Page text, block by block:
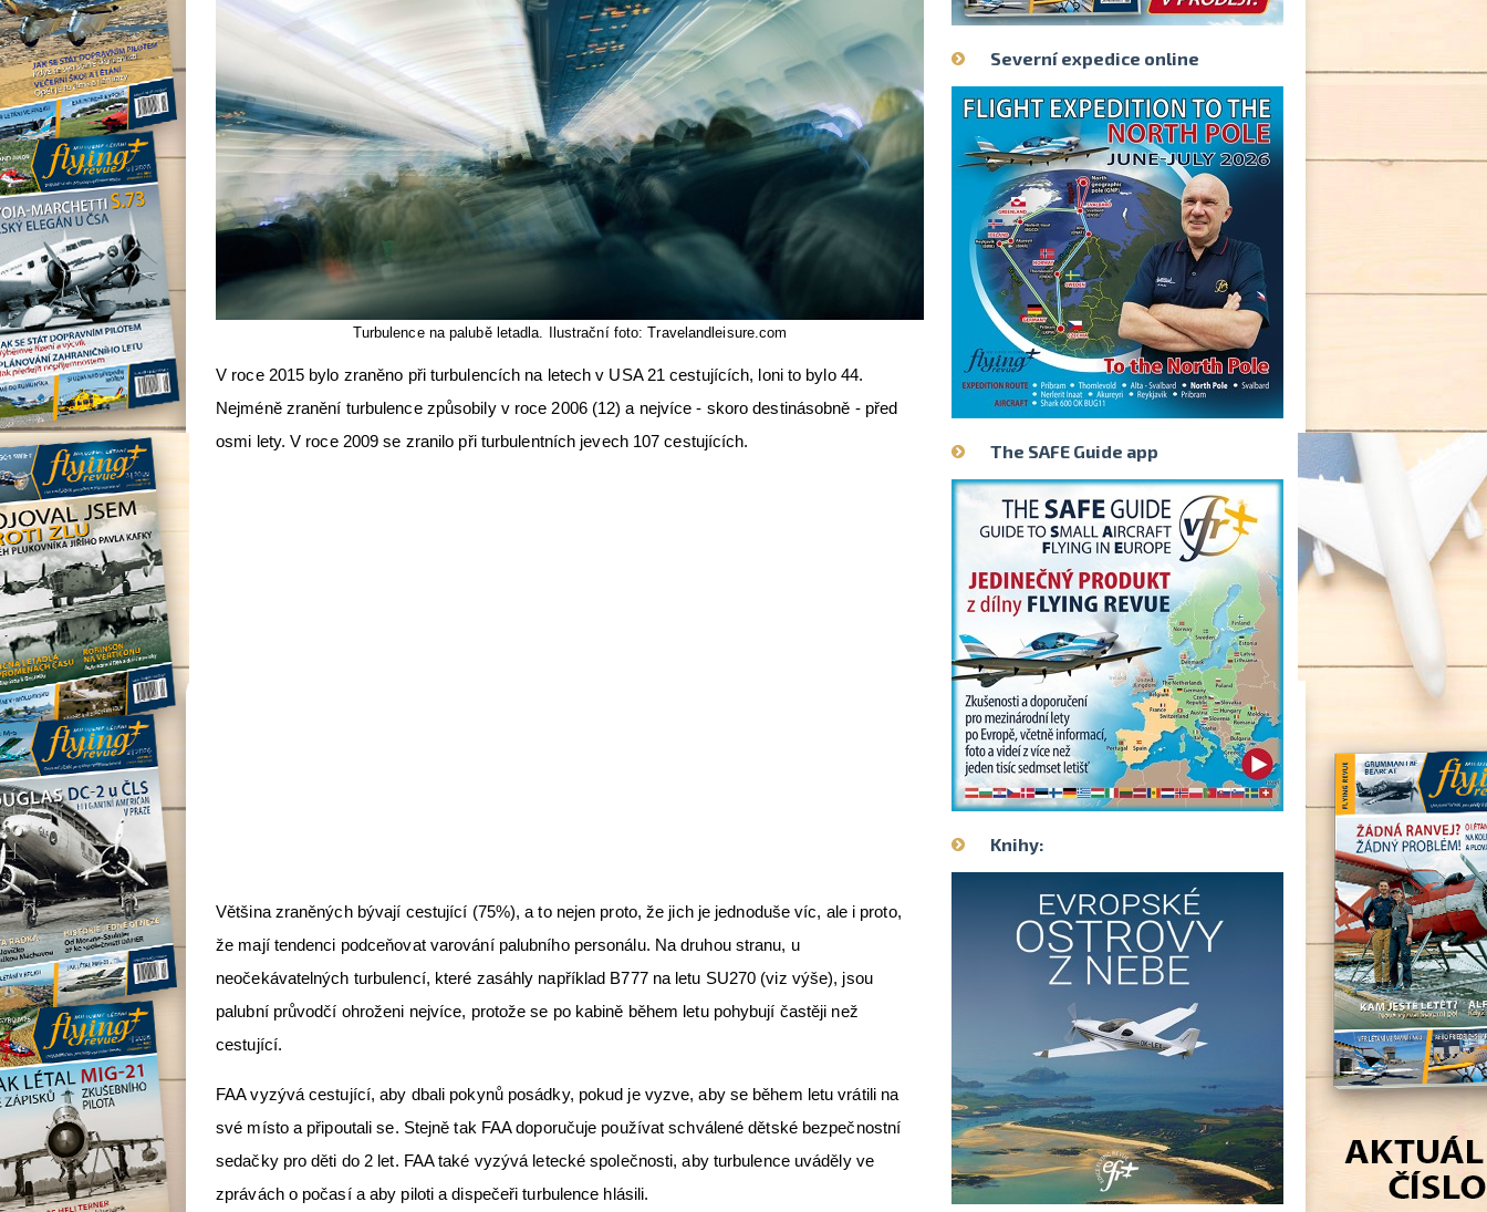
Turbulence na palubě letadla. Ilustrační foto: Travelandleisure.com
V roce 2015 bylo zraněno při turbulencích na letech v USA 21 cestujících, loni to bylo 44.
Nejméně zranění turbulence způsobily v roce 2006 (12) a nejvíce - skoro destinásobně - před
osmi lety. V roce 2009 se zranilo při turbulentních jevech 107 cestujících.
Většina zraněných bývají cestující (75%), a to nejen proto, že jich je jednoduše víc, ale i proto,
že mají tendenci podceňovat varování palubního personálu. Na druhou stranu, u
neočekávatelných turbulencí, které zasáhly například B777 na letu SU270 (viz výše), jsou
palubní průvodčí ohroženi nejvíce, protože se po kabině během letu pohybují častěji než
cestující.
FAA vyzývá cestující, aby dbali pokynů posádky, pokud je vyzve, aby se během letu vrátili na
své místo a připoutali se. Stejně tak FAA doporučuje používat schválené dětské bezpečnostní
sedačky pro děti do 2 let. FAA také vyzývá letecké společnosti, aby turbulence uváděly ve
zprávách o počasí a aby piloti a dispečeři turbulence hlásili.
Severní expedice online
The SAFE Guide app
Knihy: